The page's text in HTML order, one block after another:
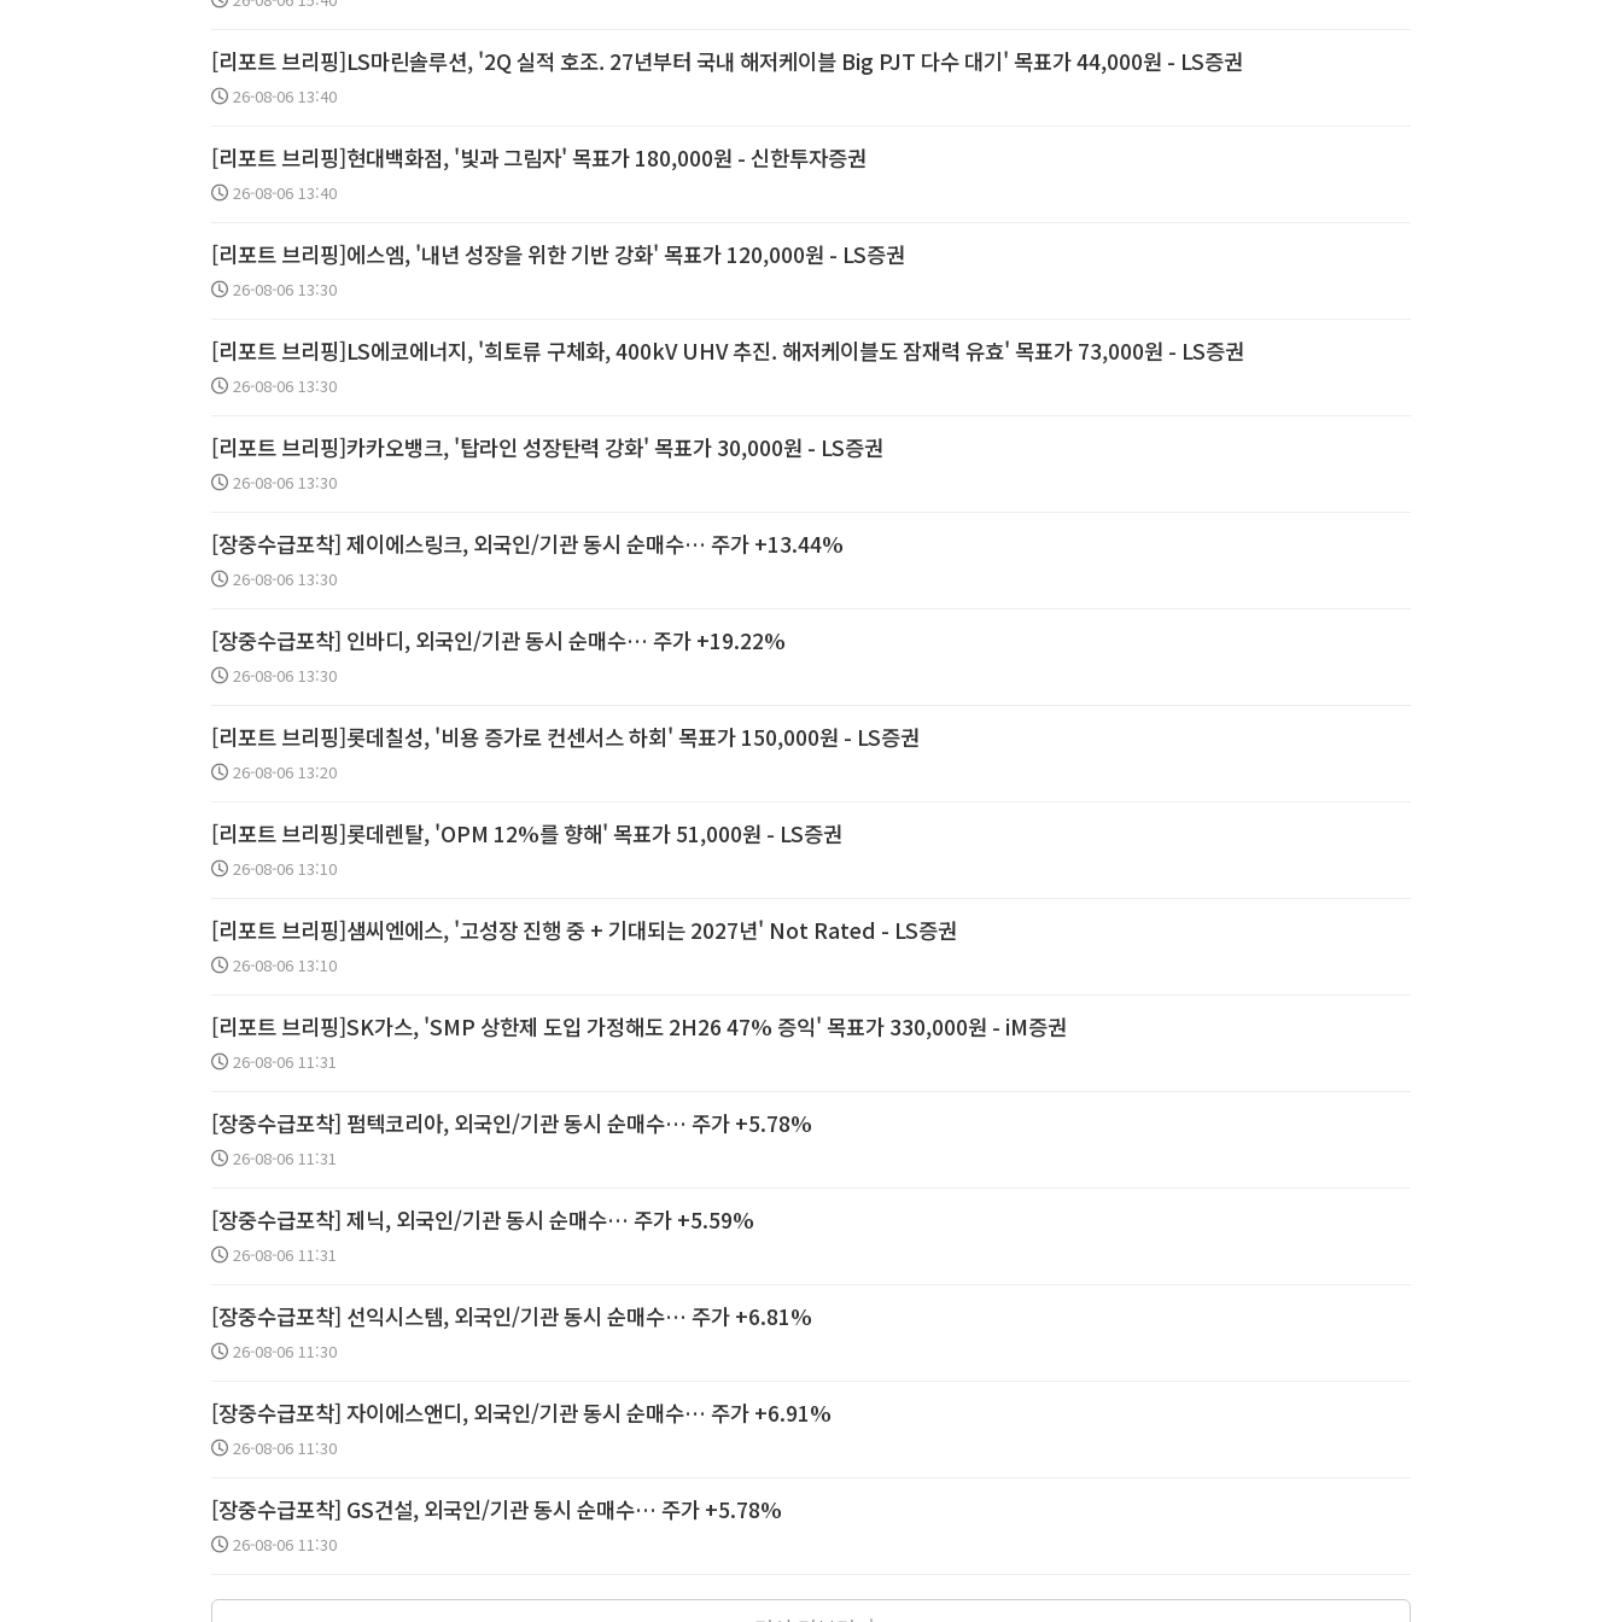
[리포트 브리핑]LS마린솔루션, '2Q 실적 호조. 27년부터 국내 해저케이블 Big PJT 다수 대기' 목표가 44,000원 - LS증권
26-08-06 13:40
[리포트 브리핑]현대백화점, '빛과 그림자' 목표가 180,000원 - 신한투자증권
26-08-06 13:40
[리포트 브리핑]에스엠, '내년 성장을 위한 기반 강화' 목표가 120,000원 - LS증권
26-08-06 13:30
[리포트 브리핑]LS에코에너지, '희토류 구체화, 400kV UHV 추진. 해저케이블도 잠재력 유효' 목표가 73,000원 - LS증권
26-08-06 13:30
[리포트 브리핑]카카오뱅크, '탑라인 성장탄력 강화' 목표가 30,000원 - LS증권
26-08-06 13:30
[장중수급포착] 제이에스링크, 외국인/기관 동시 순매수… 주가 +13.44%
26-08-06 13:30
[장중수급포착] 인바디, 외국인/기관 동시 순매수… 주가 +19.22%
26-08-06 13:30
[리포트 브리핑]롯데칠성, '비용 증가로 컨센서스 하회' 목표가 150,000원 - LS증권
26-08-06 13:20
[리포트 브리핑]롯데렌탈, 'OPM 12%를 향해' 목표가 51,000원 - LS증권
26-08-06 13:10
[리포트 브리핑]샘씨엔에스, '고성장 진행 중 + 기대되는 2027년' Not Rated - LS증권
26-08-06 13:10
[리포트 브리핑]SK가스, 'SMP 상한제 도입 가정해도 2H26 47% 증익' 목표가 330,000원 - iM증권
26-08-06 11:31
[장중수급포착] 펌텍코리아, 외국인/기관 동시 순매수… 주가 +5.78%
26-08-06 11:31
[장중수급포착] 제닉, 외국인/기관 동시 순매수… 주가 +5.59%
26-08-06 11:31
[장중수급포착] 선익시스템, 외국인/기관 동시 순매수… 주가 +6.81%
26-08-06 11:30
[장중수급포착] 자이에스앤디, 외국인/기관 동시 순매수… 주가 +6.91%
26-08-06 11:30
[장중수급포착] GS건설, 외국인/기관 동시 순매수… 주가 +5.78%
26-08-06 11:30